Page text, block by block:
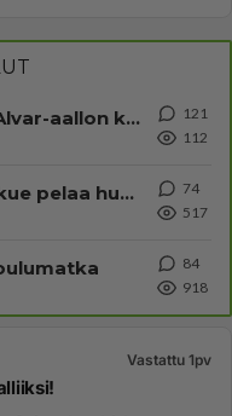
Lieksa oli Yleisradion uutiset Alvar-aallon kylä myynnissä?
121
112
Kiteen Pallon superpesisjoukkue pelaa huumeiden vaikutuksen alaisena
74
517
84
918
Vastattu 1pv